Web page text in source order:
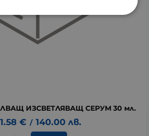
ИЗСВЕТЛЯВАЩ СЕРУМ 30 мл.
€ / 140.00 лв.